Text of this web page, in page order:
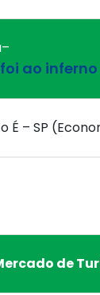
–
ao inferno
É – SP
de